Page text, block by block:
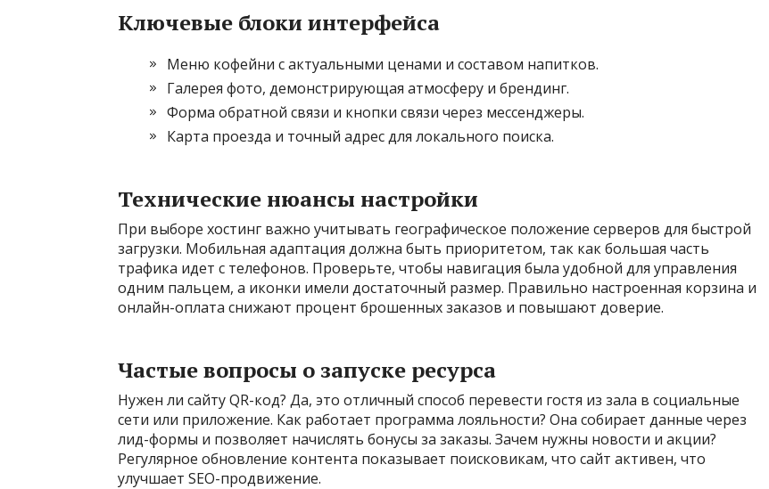
Ключевые блоки интерфейса
Меню кофейни с актуальными ценами и составом напитков.
Галерея фото, демонстрирующая атмосферу и брендинг.
Форма обратной связи и кнопки связи через мессенджеры.
Карта проезда и точный адрес для локального поиска.
Технические нюансы настройки
При выборе хостинг важно учитывать географическое положение серверов для быстрой
загрузки. Мобильная адаптация должна быть приоритетом, так как большая часть
трафика идет с телефонов. Проверьте, чтобы навигация была удобной для управления
одним пальцем, а иконки имели достаточный размер. Правильно настроенная корзина и
онлайн-оплата снижают процент брошенных заказов и повышают доверие.
Частые вопросы о запуске ресурса
Нужен ли сайту QR-код? Да, это отличный способ перевести гостя из зала в социальные
сети или приложение. Как работает программа лояльности? Она собирает данные через
лид-формы и позволяет начислять бонусы за заказы. Зачем нужны новости и акции?
Регулярное обновление контента показывает поисковикам, что сайт активен, что
улучшает SEO-продвижение.